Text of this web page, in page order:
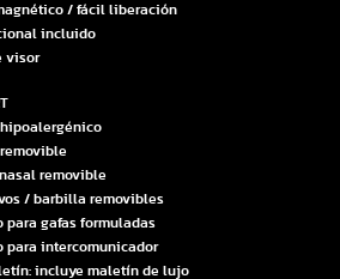
/ fácil liberación
incluido
visor
hipoalergénico
removible
/ barbilla removibles
para gafas formuladas
para intercomunicador
incluye maletín de lujo